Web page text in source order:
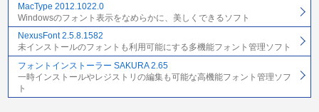
MacType 2012.1022.0
Windowsのフォント表示をなめらかに、美しくできるソフト
NexusFont 2.5.8.1582
未インストールのフォントも利用可能にする多機能フォント管理ソフト
フォントインストーラー SAKURA 2.65
一時インストールやレジストリの編集も可能な高機能フォント管理ソフ
ト